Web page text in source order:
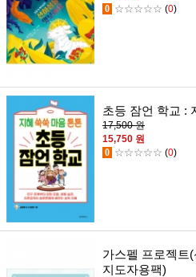
0 ☆☆☆☆☆ (0)
초등 잠언 학교 :
17,500 원
15,750 원
0 ☆☆☆☆☆ (0)
가스펠 프로젝트
지도자용팩)